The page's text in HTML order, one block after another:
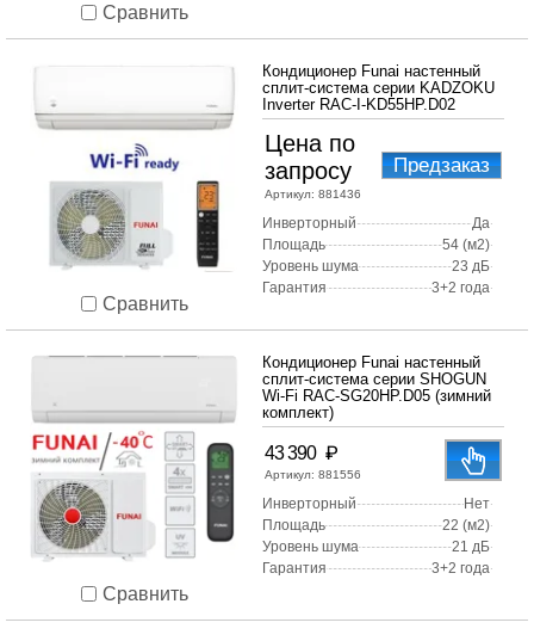
Сравнить
Сравнить
Кондиционер Funai настенный
сплит-система серии KADZOKU
Inverter RAC-I-KD55HP.D02
Цена по
запросу
Артикул: 881436
Предзаказ
Инверторный
Да
Площадь
54 (м2)
Уровень шума
23 дБ
Гарантия
3+2 года
Сравнить
Кондиционер Funai настенный
сплит-система серии SHOGUN
Wi-Fi RAC-SG20HP.D05 (зимний
комплект)
43 390 ₽
Артикул: 881556
Инверторный
Нет
Площадь
22 (м2)
Уровень шума
21 дБ
Гарантия
3+2 года